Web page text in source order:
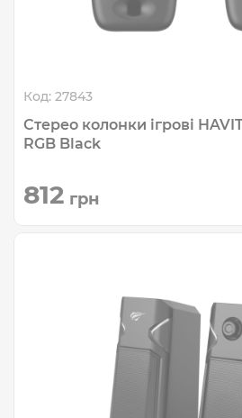
Код: 27843
Стерео колонки ігрові
RGB Black
812 грн